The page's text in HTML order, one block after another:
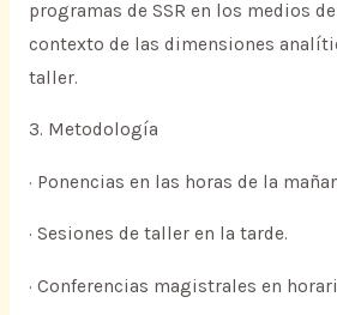
programas de SSR en los medios
contexto de las dimensiones
taller.
3. Metodología
· Ponencias en las horas de la
· Sesiones de taller en la tarde.
· Conferencias magistrales en